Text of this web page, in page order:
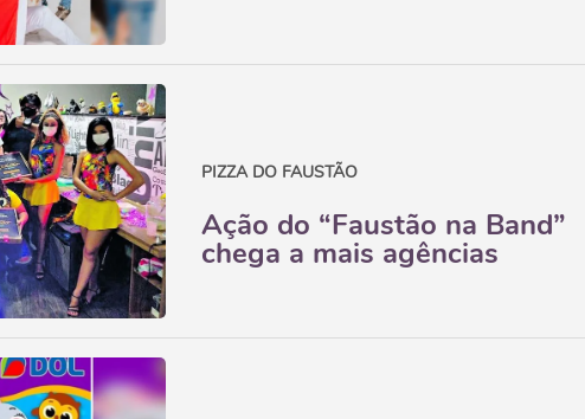
PIZZA DO FAUSTÃO
Ação do “Faustão na Band”
chega a mais agências